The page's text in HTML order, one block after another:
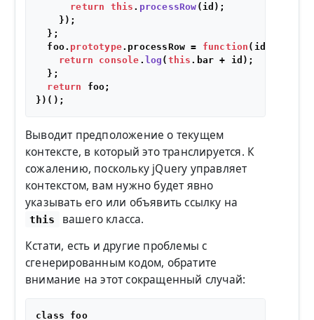
return
this . processRow (id);
    });
  };
  foo.
prototype. processRow = function ( id
return
console . log ( this . bar + id);
  };
return
foo;
Выводит предположение о текущем
контексте, в который это транслируется. К
сожалению, поскольку jQuery управляет
контекстом, вам нужно будет явно
указывать его или объявить ссылку на
this
вашего класса.
Кстати, есть и другие проблемы с
сгенерированным кодом, обратите
внимание на этот сокращенный случай:
class foo